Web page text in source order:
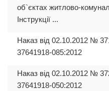
об`єктах житлово-
Інструкції ...
Наказ від 02.10.2012 №
37641918-085:2012
Наказ від 02.10.2012 №
37641918-050:2012